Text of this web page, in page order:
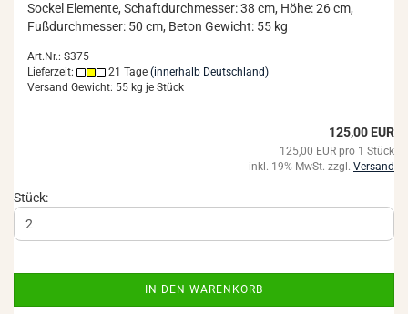
So­ckel Ele­men­te, Schaft­durch­mes­ser: 38 cm, Höhe: 26 cm,
Fuß­durch­mes­ser: 50 cm, Beton Ge­wicht: 55 kg
Art.Nr.: S375
Lieferzeit:
21 Tage (innerhalb Deutschland)
Versand Gewicht: 55 kg je Stück
125,00 EUR
125,00 EUR pro 1 Stück
inkl. 19% MwSt. zzgl. Versand
Stück:
IN DEN WARENKORB